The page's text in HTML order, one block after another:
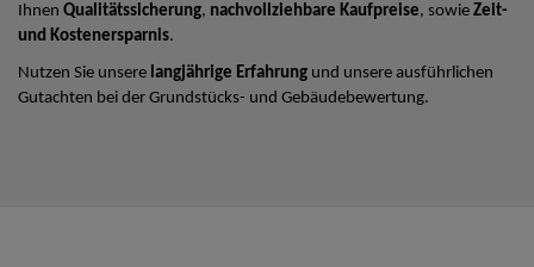
Ihnen Qualitätssicherung, nachvollziehbare Kaufpreise, sowie Zeit-
und Kostenersparnis.
Nutzen Sie unsere langjährige Erfahrung und unsere ausführlichen
Gutachten bei der Grundstücks- und Gebäudebewertung.